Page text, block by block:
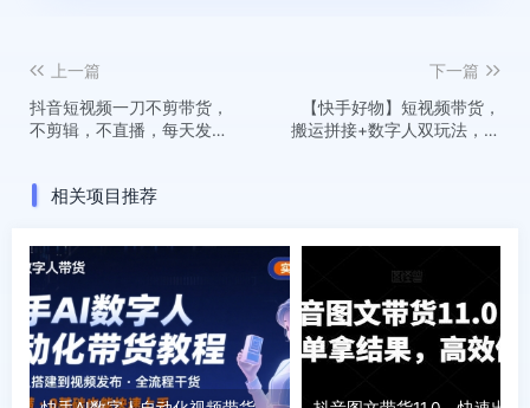
上一篇
抖音短视频一刀不剪带货，
不剪辑，不直播，每天发个
下一篇
【快手好物】短视频带货，
搬运拼接+数字人双玩法，操
相关项目推荐